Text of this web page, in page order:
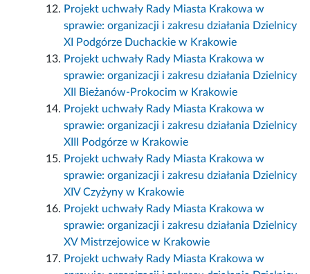
Projekt uchwały Rady Miasta Krakowa w
sprawie: organizacji i zakresu działania Dzielnicy
XI Podgórze Duchackie w Krakowie
Projekt uchwały Rady Miasta Krakowa w
sprawie: organizacji i zakresu działania Dzielnicy
XII Bieżanów-Prokocim w Krakowie
Projekt uchwały Rady Miasta Krakowa w
sprawie: organizacji i zakresu działania Dzielnicy
XIII Podgórze w Krakowie
Projekt uchwały Rady Miasta Krakowa w
sprawie: organizacji i zakresu działania Dzielnicy
XIV Czyżyny w Krakowie
Projekt uchwały Rady Miasta Krakowa w
sprawie: organizacji i zakresu działania Dzielnicy
XV Mistrzejowice w Krakowie
Projekt uchwały Rady Miasta Krakowa w